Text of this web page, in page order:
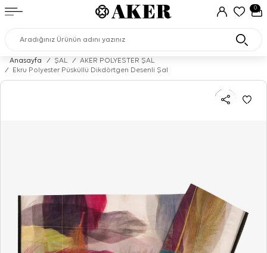
0
Anasayfa / ŞAL /
AKER POLYESTER ŞAL
/
Ekru Polyester Püsküllü Dikdörtgen Desenli Şal